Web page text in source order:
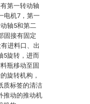
第一转动轴
电机7，第一
轴5和第二
固接有固定
进料口、出
5旋转，进而
瓶移动至固
旋转机构，
质标签的清洁
推动的推动机